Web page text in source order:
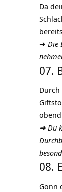
Da
➜ Die
07.
➜ Du
08.
Gönn